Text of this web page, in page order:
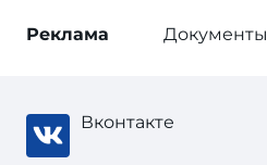
Реклама Документы
Вконтакте